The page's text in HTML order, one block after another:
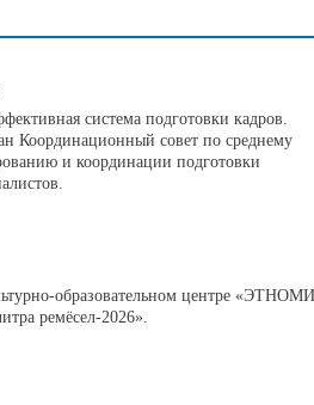
система подготовки кадров.
Координационный совет по среднему
и координации подготовки
образовательном центре
ремёсел-2026».